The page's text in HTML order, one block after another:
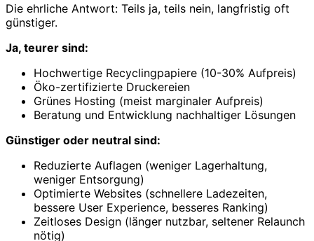
Die ehrliche Antwort: Teils ja, teils nein, langfristig oft
günstiger.
Ja, teurer sind:
Hochwertige Recyclingpapiere (10-30% Aufpreis)
Öko-zertifizierte Druckereien
Grünes Hosting (meist marginaler Aufpreis)
Beratung und Entwicklung nachhaltiger Lösungen
Günstiger oder neutral sind:
Reduzierte Auflagen (weniger Lagerhaltung,
weniger Entsorgung)
Optimierte Websites (schnellere Ladezeiten,
bessere User Experience, besseres Ranking)
Zeitloses Design (länger nutzbar, seltener Relaunch
nötig)